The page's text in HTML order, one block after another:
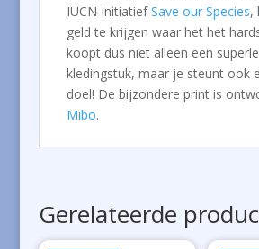
IUCN-initiatiefSave our Species,
geld te krijgen waar het het
koopt dus niet alleen een
kledingstuk, maar je steunt ook
doel! De bijzondere print is
Mibo.
Gerelateerde